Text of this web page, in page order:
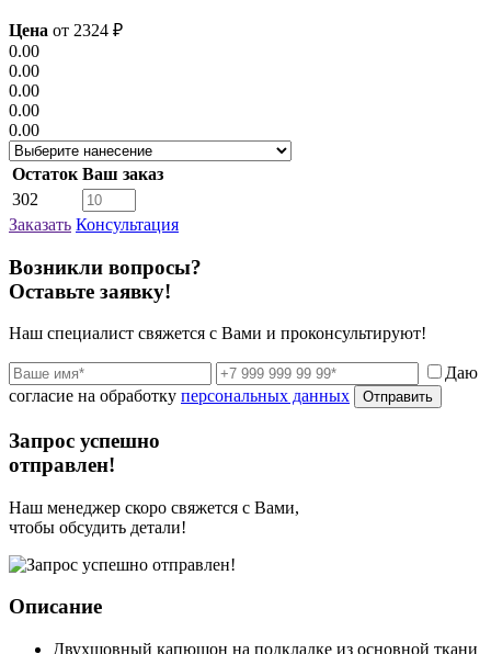
Цена от 2324 ₽
0.00
0.00
0.00
0.00
0.00
Остаток Ваш заказ
302
Заказать Консультация
Возникли вопросы?
Оставьте заявку!
Наш специалист свяжется с Вами и проконсультируют!
Даю
согласие на обработку персональных данных Отправить
Запрос успешно
отправлен!
Наш менеджер скоро свяжется с Вами,
чтобы обсудить детали!
Описание
Двухшовный капюшон на подкладке из основной ткани